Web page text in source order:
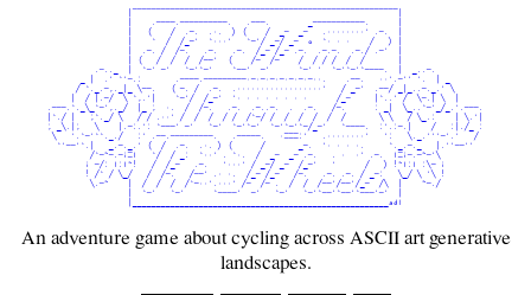
                 |    .----.----------.   .---.        _-----------.      |
                 |   (    /  .-.  .·.  ) (    /  _-  _-   .········' .-.  |
                 |    `  /  /_-'  `···'   `-'/ _-/ _-  o  `· · ·    /   ) |
                 |  .-. /  /-.   .-.   .-.  /_- /_- .-.  .-.-.  .-./ .-'  |
                 | (   /  /  /  /--'  (    /-  /-    /  / / /  /  /       |
          .-.._  |  `-' -'   `-'`-'    `--'  -'      `-' '  `-'`-'`----.  |  _..-.
       _ |  .' `'-.:       .----.---------·-·-·-·-·-·-·-··.    .--.   ··'.-'' '.  | _
      / `._.-,._|_ \--.   ( -. /  .-.  .··················'   / _-'  .--/ _|_..-._.' \
     |  / |.-/  \ `,.'|    `-'/  /_-'  '· · · · · · · ·      /_-     |`..' /  \-.| \  |
.---.`._\_`-',._/  |_ ;  ·.  /  /-.   .-.  .-..-.  .  .-.   /-.      : _|  \_..`-'_/_.'.---.
|`./ |   ;`._/ \   / / .··' /  /  /  / /  /`-/ /  /  /  /  /  /       \ \   / \_.:    | \.'|
; _\.|;   \    |.-:.': `---' -'   `-'  `-'`-'  `-'`-'`-/_-'   `----.  :'.:-.|    /   :|./_ :
\   '.`-'``._./   :' .--.---------.   .-----.   ·===:'   .········'   ':   \._.'''-'.'   /
  `'--'`.|   _.-._.' (  /  .-.  .·. ) (      /       _-.  '· · · ·.     `._.-._   |.''--''
         /`-~-.-i=l   `/  / _:  `··' . `·.  /  _-  _- .-.   . ·  ·' .-.  l=i-.-~-'\
        i -/: l:l~!   /  /_-   .-.   '···' / _-/ _-  /_-'   '      /   ) !~l:l :\- i
        ! /` / \_/   /  /-.   /--' .· ·.  /_- /_-   /-.   .-. .-. / _-:   \_/ \ '\ !
         \.-~    |  /  /  /  /`-··'.···' /-  /- .  /  /  /--'/--'/_-  /\  |    ~-./
                 |  `-'   `-'      `----'  -'   `-'   `-'`--'`--'`---'-'  |
                 |______________________________________________________adl
An adventure game about cycling across ASCII art generative
landscapes.